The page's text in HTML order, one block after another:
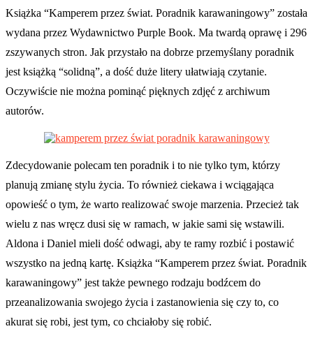
Książka “Kamperem przez świat. Poradnik karawaningowy” została
wydana przez Wydawnictwo Purple Book. Ma twardą oprawę i 296
zszywanych stron. Jak przystało na dobrze przemyślany poradnik
jest książką “solidną”, a dość duże litery ułatwiają czytanie.
Oczywiście nie można pominąć pięknych zdjęć z archiwum
autorów.
Zdecydowanie polecam ten poradnik i to nie tylko tym, którzy
planują zmianę stylu życia. To również ciekawa i wciągająca
opowieść o tym, że warto realizować swoje marzenia. Przecież tak
wielu z nas wręcz dusi się w ramach, w jakie sami się wstawili.
Aldona i Daniel mieli dość odwagi, aby te ramy rozbić i postawić
wszystko na jedną kartę. Książka “Kamperem przez świat. Poradnik
karawaningowy” jest także pewnego rodzaju bodźcem do
przeanalizowania swojego życia i zastanowienia się czy to, co
akurat się robi, jest tym, co chciałoby się robić.